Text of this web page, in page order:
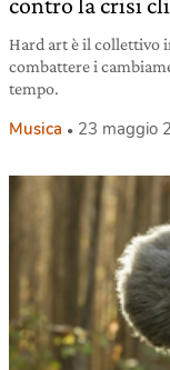
Hard art è il collettivo
combattere i
tempo.
Musica 23 maggio